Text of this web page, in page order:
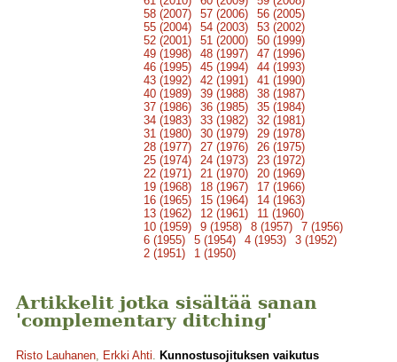
58 (2007)
57 (2006)
56 (2005)
55 (2004)
54 (2003)
53 (2002)
52 (2001)
51 (2000)
50 (1999)
49 (1998)
48 (1997)
47 (1996)
46 (1995)
45 (1994)
44 (1993)
43 (1992)
42 (1991)
41 (1990)
40 (1989)
39 (1988)
38 (1987)
37 (1986)
36 (1985)
35 (1984)
34 (1983)
33 (1982)
32 (1981)
31 (1980)
30 (1979)
29 (1978)
28 (1977)
27 (1976)
26 (1975)
25 (1974)
24 (1973)
23 (1972)
22 (1971)
21 (1970)
20 (1969)
19 (1968)
18 (1967)
17 (1966)
16 (1965)
15 (1964)
14 (1963)
13 (1962)
12 (1961)
11 (1960)
10 (1959)
9 (1958) 8 (1957)
7 (1956)
6 (1955)
5 (1954) 4 (1953)
3 (1952)
2 (1951)
1 (1950)
Artikkelit jotka sisältää sanan
'complementary ditching'
Risto Lauhanen, Erkki Ahti. Kunnostusojituksen vaikutus